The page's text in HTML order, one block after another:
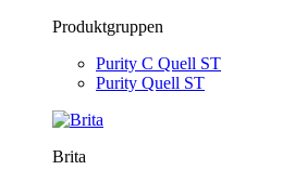
Produktgruppen
Purity C Quell ST
Purity Quell ST
Brita